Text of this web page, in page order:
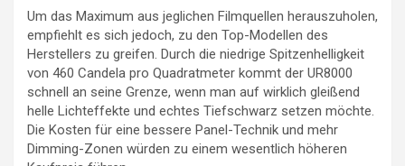
Um das Maximum aus jeglichen Filmquellen herauszuholen,
empfiehlt es sich jedoch, zu den Top-Modellen des
Herstellers zu greifen. Durch die niedrige Spitzenhelligkeit
von 460 Candela pro Quadratmeter kommt der UR8000
schnell an seine Grenze, wenn man auf wirklich gleißend
helle Lichteffekte und echtes Tiefschwarz setzen möchte.
Die Kosten für eine bessere Panel-Technik und mehr
Dimming-Zonen würden zu einem wesentlich höheren